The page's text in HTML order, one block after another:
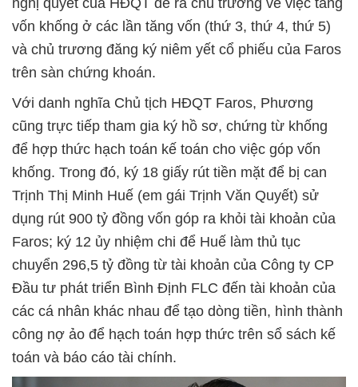
vốn khống ở các lần tăng vốn (thứ 3, thứ 4, thứ 5)
và chủ trương đăng ký niêm yết cổ phiếu của Faros
trên sàn chứng khoán.
Với danh nghĩa Chủ tịch HĐQT Faros, Phương
cũng trực tiếp tham gia ký hồ sơ, chứng từ khống
để hợp thức hạch toán kế toán cho việc góp vốn
khống. Trong đó, ký 18 giấy rút tiền mặt để bị can
Trịnh Thị Minh Huế (em gái Trịnh Văn Quyết) sử
dụng rút 900 tỷ đồng vốn góp ra khỏi tài khoản của
Faros; ký 12 ủy nhiệm chi để Huế làm thủ tục
chuyển 296,5 tỷ đồng từ tài khoản của Công ty CP
Đầu tư phát triển Bình Định FLC đến tài khoản của
các cá nhân khác nhau để tạo dòng tiền, hình thành
công nợ ảo để hạch toán hợp thức trên sổ sách kế
toán và báo cáo tài chính.